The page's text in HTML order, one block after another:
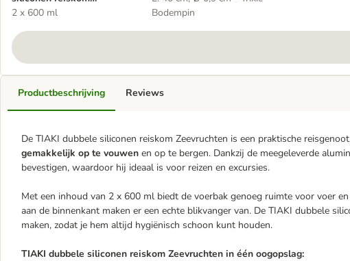
Zeevruchten
2 x 600 ml
Bodempin
Productbeschrijving
De TIAKI dubbele siliconen reiskom Zeevruchten is een praktische
gemakkelijk op te vouwen en op te bergen. Dankzij de meegeleverde
bevestigen, waardoor hij ideaal is voor reizen en excursies.
Met een inhoud van 2 x 600 ml biedt de voerbak genoeg ruimte voor voer
aan de binnenkant maken er een echte blikvanger van. De TIAKI dubbele
maken, zodat je hem altijd hygiënisch schoon kunt houden.
TIAKI dubbele siliconen reiskom Zeevruchten in één oogopslag:
Reviews